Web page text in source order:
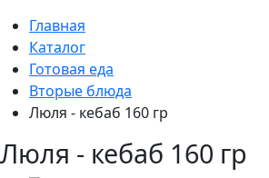
Главная
Каталог
Готовая еда
Вторые блюда
Люля - кебаб 160 гр
Люля - кебаб 160 гр